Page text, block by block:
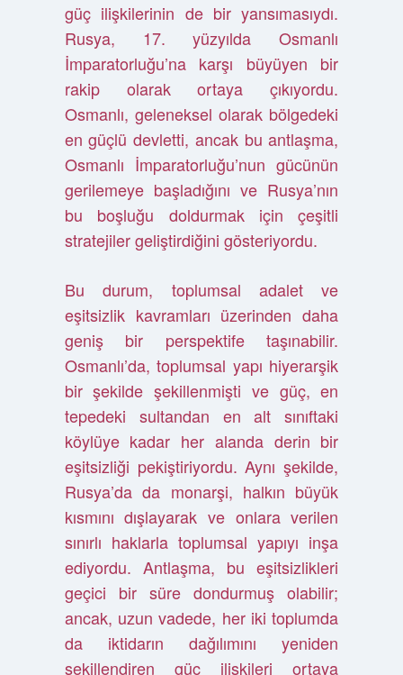
güç ilişkilerinin de bir yansımasıydı.
Rusya, 17. yüzyılda Osmanlı
İmparatorluğu’na karşı büyüyen bir
rakip olarak ortaya çıkıyordu.
Osmanlı, geleneksel olarak bölgedeki
en güçlü devletti, ancak bu antlaşma,
Osmanlı İmparatorluğu’nun gücünün
gerilemeye başladığını ve Rusya’nın
bu boşluğu doldurmak için çeşitli
stratejiler geliştirdiğini gösteriyordu.
Bu durum, toplumsal adalet ve
eşitsizlik kavramları üzerinden daha
geniş bir perspektife taşınabilir.
Osmanlı’da, toplumsal yapı hiyerarşik
bir şekilde şekillenmişti ve güç, en
tepedeki sultandan en alt sınıftaki
köylüye kadar her alanda derin bir
eşitsizliği pekiştiriyordu. Aynı şekilde,
Rusya’da da monarşi, halkın büyük
kısmını dışlayarak ve onlara verilen
sınırlı haklarla toplumsal yapıyı inşa
ediyordu. Antlaşma, bu eşitsizlikleri
geçici bir süre dondurmuş olabilir;
ancak, uzun vadede, her iki toplumda
da iktidarın dağılımını yeniden
şekillendiren güç ilişkileri ortaya